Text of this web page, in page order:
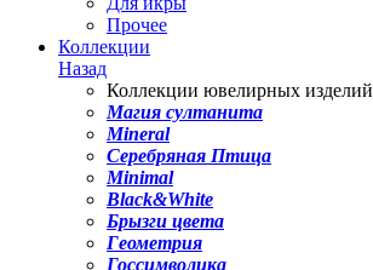
Прочее
Коллекции
Назад
Коллекции ювелирных изделий
Магия султанита
Mineral
Серебряная Птица
Minimal
Black&White
Брызги цвета
Геометрия
Госсимволика